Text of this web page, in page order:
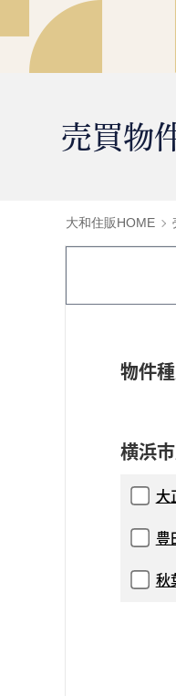
売買物
大和住販HOME
物件種
横浜
大
豊
秋